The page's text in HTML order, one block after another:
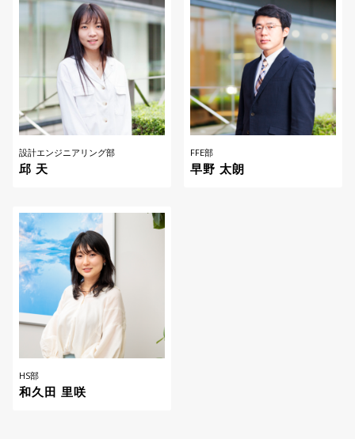
設計エンジニアリング部
邱 天
FFE部
早野 太朗
HS部
和久田 里咲